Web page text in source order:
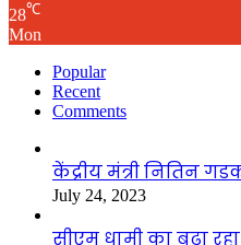
28℃
Mon
Popular
Recent
Comments
केंद्रीय मंत्री नितिन
July 24, 2023
सीएम धामी का बढ़ा